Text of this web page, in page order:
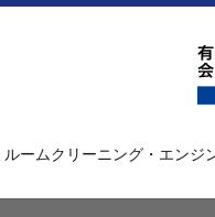
ルームクリーニング・エンジ